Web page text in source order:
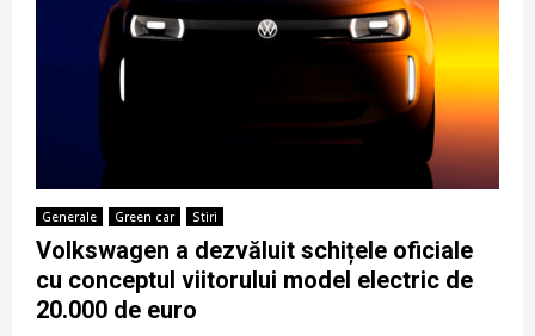
Generale Green car Stiri
Volkswagen a dezvăluit schițele oficiale
cu conceptul viitorului model electric de
20.000 de euro